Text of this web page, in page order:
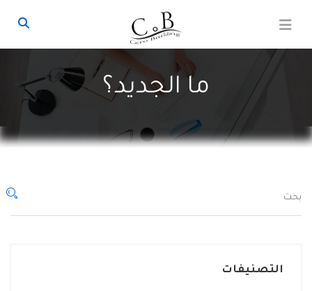
ما الجديد؟
التصنيفات